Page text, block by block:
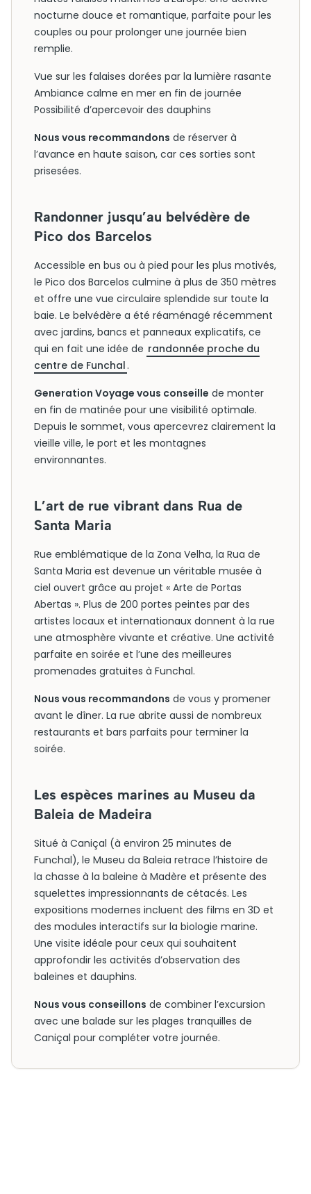
nocturne douce et romantique, parfaite pour les
couples ou pour prolonger une journée bien
remplie.
Vue sur les falaises dorées par la lumière rasante
Ambiance calme en mer en fin de journée
Possibilité d’apercevoir des dauphins
Nous vous recommandons de réserver à
l’avance en haute saison, car ces sorties sont
prisesées.
Randonner jusqu’au belvédère de
Pico dos Barcelos
Accessible en bus ou à pied pour les plus motivés,
le Pico dos Barcelos culmine à plus de 350 mètres
et offre une vue circulaire splendide sur toute la
baie. Le belvédère a été réaménagé récemment
avec jardins, bancs et panneaux explicatifs, ce
qui en fait une idée de randonnée proche du
centre de Funchal .
Generation Voyage vous conseille de monter
en fin de matinée pour une visibilité optimale.
Depuis le sommet, vous apercevrez clairement la
vieille ville, le port et les montagnes
environnantes.
L’art de rue vibrant dans Rua de
Santa Maria
Rue emblématique de la Zona Velha, la Rua de
Santa Maria est devenue un véritable musée à
ciel ouvert grâce au projet « Arte de Portas
Abertas ». Plus de 200 portes peintes par des
artistes locaux et internationaux donnent à la rue
une atmosphère vivante et créative. Une activité
parfaite en soirée et l’une des meilleures
promenades gratuites à Funchal.
Nous vous recommandons de vous y promener
avant le dîner. La rue abrite aussi de nombreux
restaurants et bars parfaits pour terminer la
soirée.
Les espèces marines au Museu da
Baleia de Madeira
Situé à Caniçal (à environ 25 minutes de
Funchal), le Museu da Baleia retrace l’histoire de
la chasse à la baleine à Madère et présente des
squelettes impressionnants de cétacés. Les
expositions modernes incluent des films en 3D et
des modules interactifs sur la biologie marine.
Une visite idéale pour ceux qui souhaitent
approfondir les activités d’observation des
baleines et dauphins.
Nous vous conseillons de combiner l’excursion
avec une balade sur les plages tranquilles de
Caniçal pour compléter votre journée.